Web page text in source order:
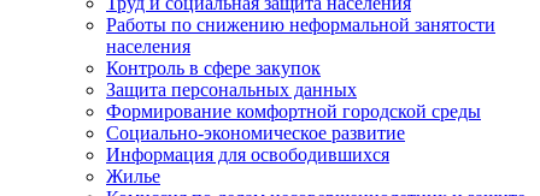
Работы по снижению неформальной занятости
населения
Контроль в сфере закупок
Защита персональных данных
Формирование комфортной городской среды
Социально-экономическое развитие
Информация для освободившихся
Жилье